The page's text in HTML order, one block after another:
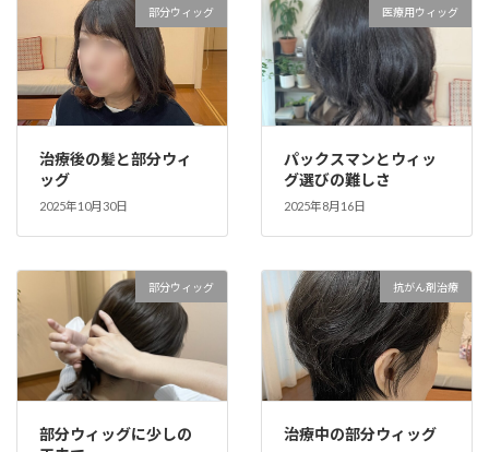
部分ウィッグ
治療後の髪と部分ウィ
ッグ
2025年10月30日
医療用ウィッグ
パックスマンとウィッ
グ選びの難しさ
2025年8月16日
部分ウィッグ
部分ウィッグに少しの
抗がん剤治療
治療中の部分ウィッグ